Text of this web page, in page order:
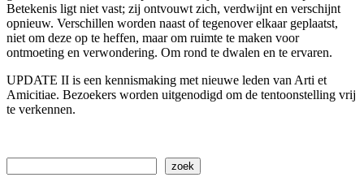
Betekenis ligt niet vast; zij ontvouwt zich, verdwijnt en verschijnt
opnieuw. Verschillen worden naast of tegenover elkaar geplaatst,
niet om deze op te heffen, maar om ruimte te maken voor
ontmoeting en verwondering. Om rond te dwalen en te ervaren.
UPDATE II is een kennismaking met nieuwe leden van Arti et
Amicitiae. Bezoekers worden uitgenodigd om de tentoonstelling vrij
te verkennen.
zoek